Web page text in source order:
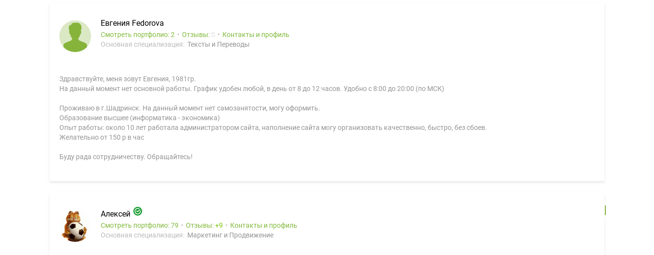
Евгения Fedorova
Смотреть портфолио: 2 Отзывы: 0
Контакты и профиль
Основная специализация: Тексты и Переводы
Здравствуйте, меня зовут Евгения, 1981гр.
На данный момент нет основной работы. График удобен любой, в день от 8 до 12 часов. Удобно с 8:00 до 20:00 (по МСК)
Проживаю в г.Шадринск. На данный момент нет самозанятости, могу оформить.
Образование высшее (информатика - экономика)
Опыт работы: около 10 лет работала администратором сайта, наполнение сайта могу организовать качественно, быстро, без сбоев.
Желательно от 150 р в час
Буду рада сотрудничеству. Обращайтесь!
Алексей
Смотреть портфолио: 79 Отзывы: 9
Контакты и профиль
Основная специализация: Маркетинг и Продвижение